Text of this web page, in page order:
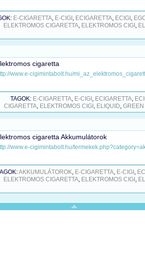
E-CIGARETTA, E-CIGI , ECIGARETTA, ECIGI ,
ELEKTROMOS CIGARETTA, ELEKTROMOS CIGI ,
cigaretta
www.e-cigimintabolt.hu/
TAGOK: E-CIGARETTA, E-CIGI , ECIGARETTA,
CIGARETTA, ELEKTROMOS CIGI , ELIQUID,
cigaretta Akkumulátorok
www.e-cigimintabolt.hu/
AKKUMULÁTOROK, E-CIGARETTA, E-CIGI ,
ELEKTROMOS CIGARETTA, ELEKTROMOS CIGI ,